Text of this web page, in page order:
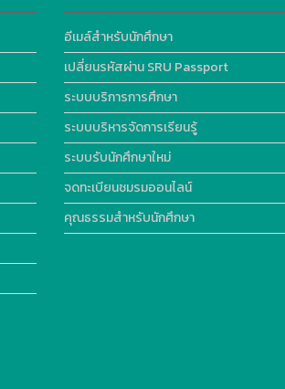
อีเมล์สำหรับนักศึกษา
เปลี่ยนรหัสผ่าน SRU Passport
ระบบบริการการศึกษา
ระบบบริหารจัดการเรียนรู้
ระบบรับนักศึกษาใหม่
จดทะเบียนชมรมออนไลน์
คุณธรรมสำหรับนักศึกษา